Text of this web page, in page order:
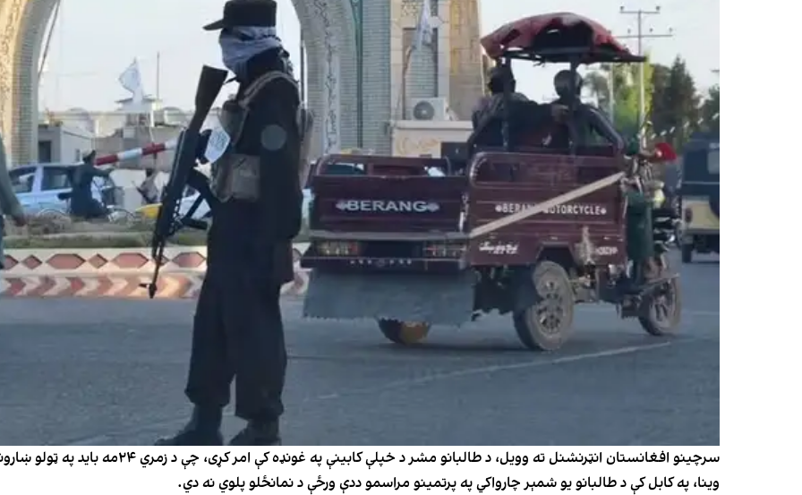
سرچینو افغانستان انټرنشنل ته وویل، د
وینا، په کابل کې د طالبانو یو شمېر چارواکي په پرتمینو مراسمو ددې ورځې د نمانځلو پلوي نه دي.